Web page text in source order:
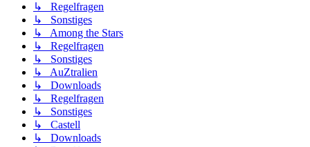
↳ Regelfragen
↳ Sonstiges
↳ Among the Stars
↳ Regelfragen
↳ Sonstiges
↳ AuZtralien
↳ Downloads
↳ Regelfragen
↳ Sonstiges
↳ Castell
↳ Downloads